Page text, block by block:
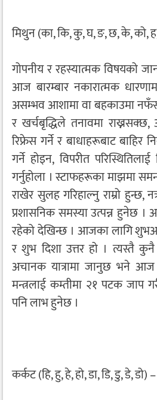
मिथुन (का, कि, कु, घ, ङ, छ, के, को,
गोपनीय र रहस्यात्मक विषयको
आज बारम्बार नकारात्मक
असम्भव आशामा वा बहकाउमा
र खर्चबृद्धिले तनावमा
रिफ्रेस गर्ने र बाधाहरूबाट
गर्ने होइन, विपरीत
गर्नुहोला । स्टाफहरूका माझमा
राखेर सुलह गरिहाल्नु राम्रो हुन्छ,
प्रशासनिक समस्या उत्पन्न हुनेछ
रहेको देखिन्छ । आजका लागि
र शुभ दिशा उत्तर हो । त्यस्तै
अचानक यात्रामा जानुछ भने
मन्त्रलाई कम्तीमा २१ पटक जाप
पनि लाभ हुनेछ ।
कर्कट (हि, हु, हे, हो, डा, डि, डु, डे, डो) –